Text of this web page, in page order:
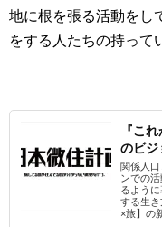
地に根を張る活動をし
をする人たちの持って
『こ
のビジ
関係人
ンでの
るよう
する生
×旅】の